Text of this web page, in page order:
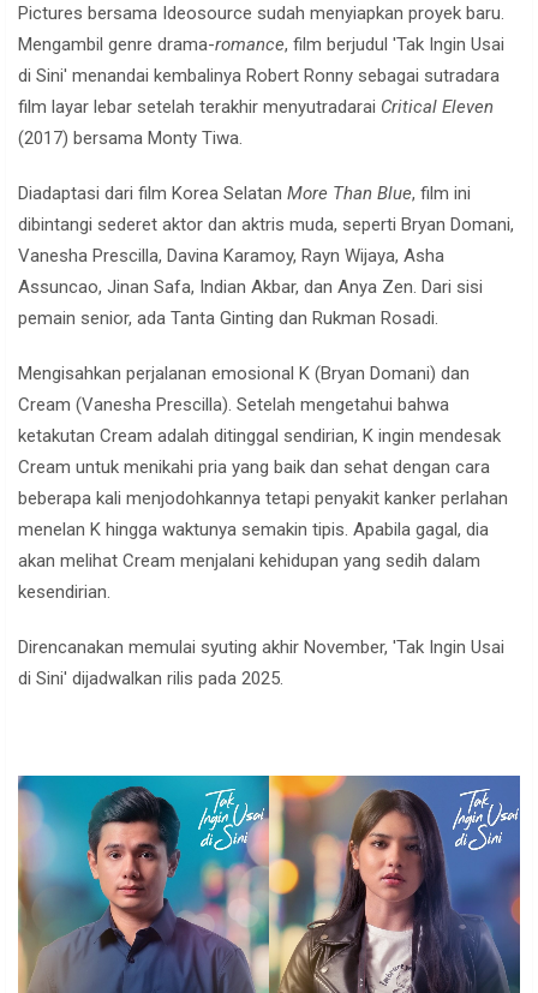
Pictures bersama Ideosource sudah menyiapkan proyek baru.
Mengambil genre drama-romance, film berjudul 'Tak Ingin Usai
di Sini' menandai kembalinya Robert Ronny sebagai sutradara
film layar lebar setelah terakhir menyutradarai Critical Eleven
(2017) bersama Monty Tiwa.
Diadaptasi dari film Korea Selatan More Than Blue, film ini
dibintangi sederet aktor dan aktris muda, seperti Bryan Domani,
Vanesha Prescilla, Davina Karamoy, Rayn Wijaya, Asha
Assuncao, Jinan Safa, Indian Akbar, dan Anya Zen. Dari sisi
pemain senior, ada Tanta Ginting dan Rukman Rosadi.
Mengisahkan perjalanan emosional K (Bryan Domani) dan
Cream (Vanesha Prescilla). Setelah mengetahui bahwa
ketakutan Cream adalah ditinggal sendirian, K ingin mendesak
Cream untuk menikahi pria yang baik dan sehat dengan cara
beberapa kali menjodohkannya tetapi penyakit kanker perlahan
menelan K hingga waktunya semakin tipis. Apabila gagal, dia
akan melihat Cream menjalani kehidupan yang sedih dalam
kesendirian.
Direncanakan memulai syuting akhir November, 'Tak Ingin Usai
di Sini' dijadwalkan rilis pada 2025.